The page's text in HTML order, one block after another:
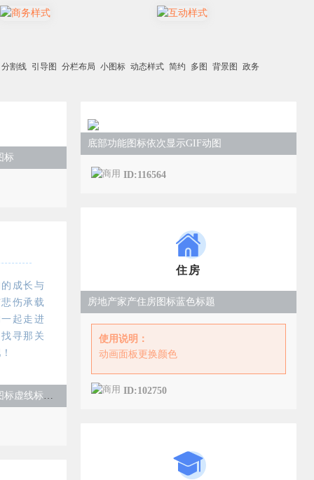
分割线 引导图 分栏布局 小图标 动态样式 简约 多图 背景图 政务
标
成长与
伤承载
起走进
寻那关
底部功能图标依次显示GIF动图
ID:116564
住房
房地产家产住房图标蓝色标题
使用说明：
动画面板更换颜色
ID:102750